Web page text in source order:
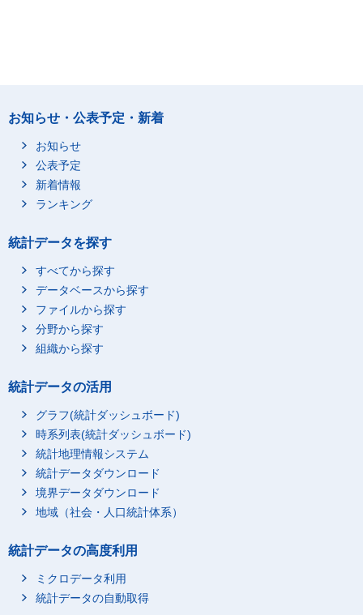
お知らせ・公表予定・新着
お知らせ
公表予定
新着情報
ランキング
統計データを探す
すべてから探す
データベースから探す
ファイルから探す
分野から探す
組織から探す
統計データの活用
グラフ(統計ダッシュボード)
時系列表(統計ダッシュボード)
統計地理情報システム
統計データダウンロード
境界データダウンロード
地域（社会・人口統計体系）
統計データの高度利用
ミクロデータ利用
統計データの自動取得